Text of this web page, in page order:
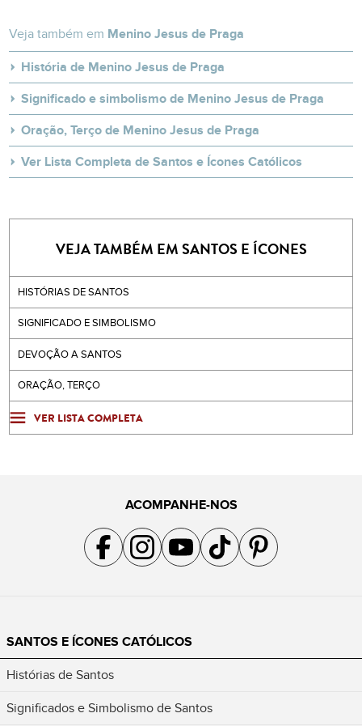
Veja também em Menino Jesus de Praga
História de Menino Jesus de Praga
Significado e simbolismo de Menino Jesus de Praga
Oração, Terço de Menino Jesus de Praga
Ver Lista Completa de Santos e Ícones Católicos
VEJA TAMBÉM EM SANTOS E ÍCONES
HISTÓRIAS DE SANTOS
SIGNIFICADO E SIMBOLISMO
DEVOÇÃO A SANTOS
ORAÇÃO, TERÇO
VER LISTA COMPLETA
ACOMPANHE-NOS
Acompanhe a gente no Facebook
Acompanhe a gente no Instagram
Acompanhe a gente no YouTube
Acompanhe a gente no TikTok
Acompanhe a gente no
SANTOS E ÍCONES CATÓLICOS
Histórias de Santos
Significados e Simbolismo de Santos